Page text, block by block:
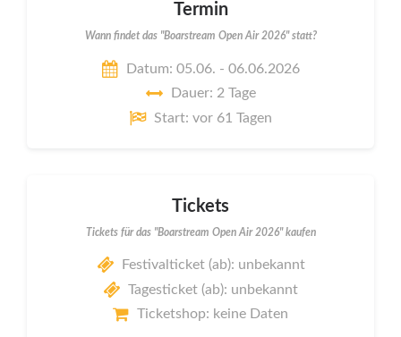
Termin
Wann findet das "Boarstream Open Air 2026" statt?
Datum: 05.06. - 06.06.2026
Dauer: 2 Tage
Start: vor 61 Tagen
Tickets
Tickets für das "Boarstream Open Air 2026" kaufen
Festivalticket (ab): unbekannt
Tagesticket (ab): unbekannt
Ticketshop: keine Daten